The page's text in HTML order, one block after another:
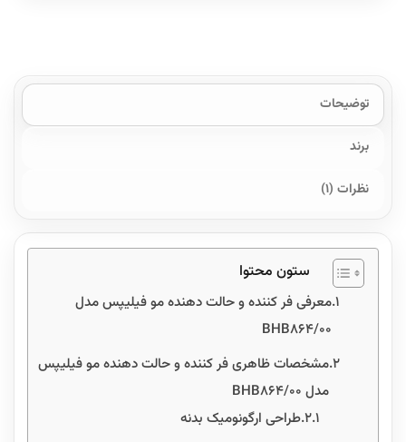
توضیحات
برند
نظرات (1)
ستون محتوا
معرفی فر کننده و حالت دهنده مو فیلیپس مدل
BHB864/00
مشخصات ظاهری فر کننده و حالت دهنده مو فیلیپس
مدل BHB864/00
طراحی ارگونومیک بدنه